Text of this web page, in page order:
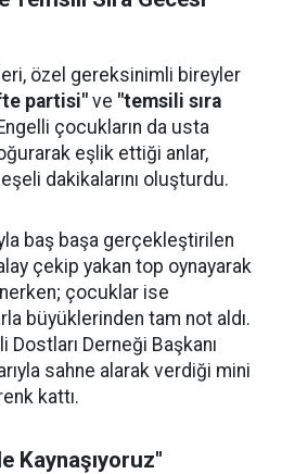
özel gereksinimli bireyler
partisi" ve "temsili sıra
çocukların da usta
eşlik ettiği anlar,
dakikalarını oluşturdu.
baş başa gerçekleştirilen
çekip yakan top oynayarak
çocuklar ise
büyüklerinden tam not aldı.
Dostları Derneği Başkanı
sahne alarak verdiği mini
kattı.
Kaynaşıyoruz"